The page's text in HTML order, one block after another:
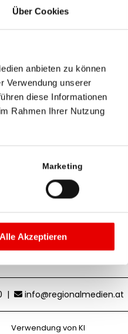
Über Cookies
anbieten zu können
Verwendung unserer
diese Informationen
Rahmen Ihrer Nutzung
Marketing
Alle Akzeptieren
| info@regionalmedien.at
Verwendung von KI